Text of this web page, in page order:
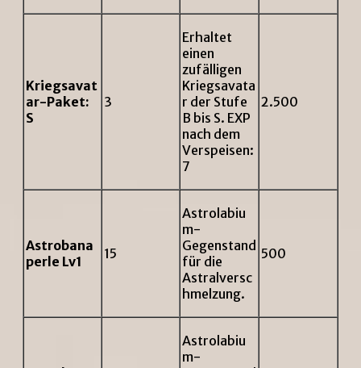
Kriegsavat
ar-Paket:
S
3
Erhaltet
einen
zufälligen
Kriegsavata
r der Stufe
B bis S. EXP
nach dem
Verspeisen:
7
2.500
Astrobana
perle Lv1
15
Astrolabiu
m-
Gegenstand
für die
Astralversc
hmelzung.
500
Astrolabiu
m-